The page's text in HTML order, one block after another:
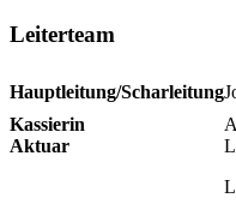
Leiterteam
Hauptleitung/Scharleitung
Kassierin
Aktuar